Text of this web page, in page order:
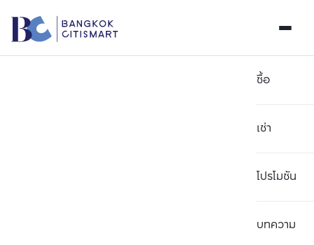
ซื้อ
เช่า
โปรโมชัน
บทความ